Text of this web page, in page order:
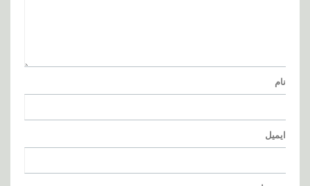
نام
ایمیل